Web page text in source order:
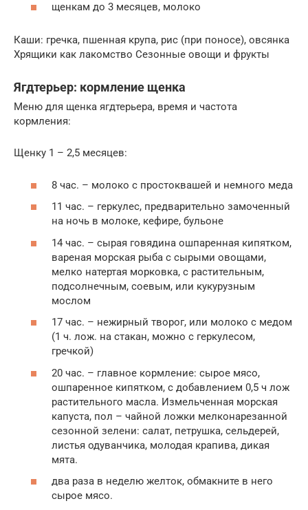
щенкам до 3 месяцев, молоко
Каши: гречка, пшенная крупа, рис (при поносе), овсянка
Хрящики как лакомство Сезонные овощи и фрукты
Ягдтерьер: кормление щенка
Меню для щенка ягдтерьера, время и частота
кормления:
Щенку 1 – 2,5 месяцев:
8 час. – молоко с простоквашей и немного меда
11 час. – геркулес, предварительно замоченный
на ночь в молоке, кефире, бульоне
14 час. – сырая говядина ошпаренная кипятком,
вареная морская рыба с сырыми овощами,
мелко натертая морковка, с растительным,
подсолнечным, соевым, или кукурузным
мослом
17 час. – нежирный творог, или молоко с медом
(1 ч. лож. на стакан, можно с геркулесом,
гречкой)
20 час. – главное кормление: сырое мясо,
ошпаренное кипятком, с добавлением 0,5 ч лож
растительного масла. Измельченная морская
капуста, пол – чайной ложки мелконарезанной
сезонной зелени: салат, петрушка, сельдерей,
листья одуванчика, молодая крапива, дикая
мята.
два раза в неделю желток, обмакните в него
сырое мясо.